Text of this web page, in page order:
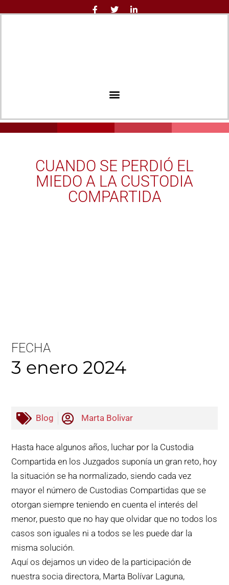
CUANDO SE PERDIÓ EL
MIEDO A LA CUSTODIA
COMPARTIDA
FECHA
3 enero 2024
Blog Marta Bolivar
Hasta hace algunos años, luchar por la Custodia
Compartida en los Juzgados suponía un gran reto, hoy
la situación se ha normalizado, siendo cada vez
mayor el número de Custodias Compartidas que se
otorgan siempre teniendo en cuenta el interés del
menor, puesto que no hay que olvidar que no todos los
casos son iguales ni a todos se les puede dar la
misma solución.
Aquí os dejamos un video de la participación de
nuestra socia directora, Marta Bolívar Laguna,